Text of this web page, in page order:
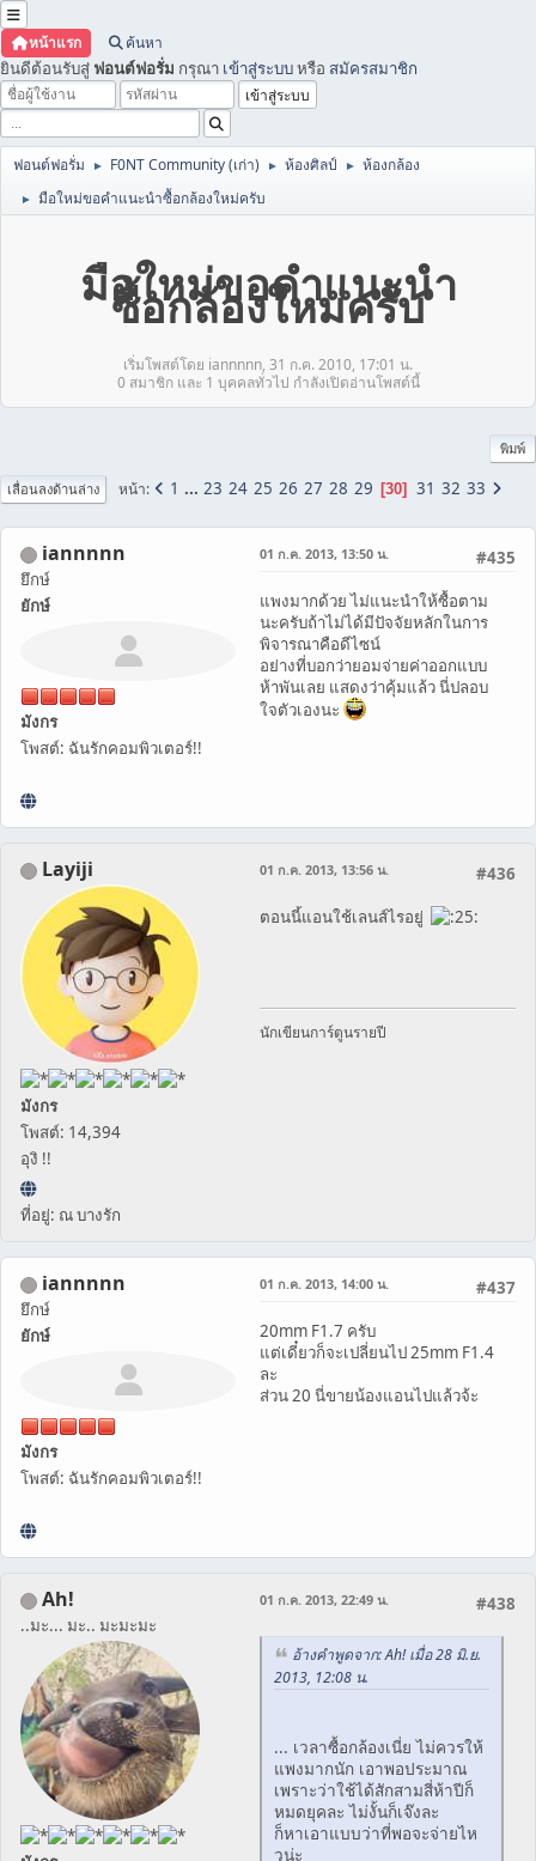
หน้าแรก ค้นหา
ยินดีต้อนรับสู่ ฟอนต์ฟอรั่ม กรุณา เข้าสู่ระบบหรือ สมัครสมาชิก
ฟอนต์ฟอรั่ม ► F0NT Community (เก่า) ► ห้องศิลป์ ► ห้องกล้อง
► มือใหม่ขอคำแนะนำซื้อกล้องใหม่ครับ
มือใหม่ขอคำแนะนำ
ซื้อกล้องใหม่ครับ
เริ่มโพสต์โดย iannnnn, 31 ก.ค. 2010, 17:01 น.
0 สมาชิก และ 1 บุคคลทั่วไป กำลังเปิดอ่านโพสต์นี้
พิมพ์
เลื่อนลงด้านล่าง หน้า 1 ... 23 24 25 26 27 28 29 30 31 32 33
iannnnn
ยึกษ์
ยักษ์
มังกร
โพสต์: ฉันรักคอมพิวเตอร์!!
#435
01 ก.ค. 2013, 13:50 น.
แพงมากด้วย ไม่แนะนำให้ซื้อตาม
นะครับถ้าไม่ได้มีปัจจัยหลักในการ
พิจารณาคือดีไซน์
อย่างที่บอกว่ายอมจ่ายค่าออกแบบ
ห้าพันเลย แสดงว่าคุ้มแล้ว นี่ปลอบ
ใจตัวเองนะ
Layiji
มังกร
โพสต์: 14,394
อุงิ !!
ที่อยู่: ณ บางรัก
#436
01 ก.ค. 2013, 13:56 น.
ตอนนี้แอนใช้เลนส์ไรอยู่
นักเขียนการ์ตูนรายปี
iannnnn
ยึกษ์
ยักษ์
มังกร
โพสต์: ฉันรักคอมพิวเตอร์!!
#437
01 ก.ค. 2013, 14:00 น.
20mm F1.7 ครับ
แต่เดี๋ยวก็จะเปลี่ยนไป 25mm F1.4
ละ
ส่วน 20 นี่ขายน้องแอนไปแล้วจ้ะ
Ah!
..มะ... มะ.. มะมะมะ
#438
01 ก.ค. 2013, 22:49 น.
อ้างคำพูดจาก: Ah! เมื่อ 28 มิ.ย.
2013, 12:08 น.
... เวลาซื้อกล้องเนี่ย ไม่ควรให้
แพงมากนัก เอาพอประมาณ
เพราะว่าใช้ได้สักสามสี่ห้าปีก็
หมดยุคละ ไม่งั้นก็เจ๊งละ
ก็หาเอาแบบว่าที่พอจะจ่ายไห
วน่ะ